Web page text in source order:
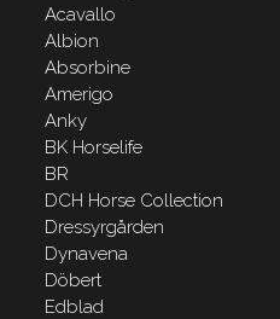
Acavallo
Albion
Absorbine
Amerigo
Anky
BK Horselife
BR
DCH Horse Collection
Dressyrgården
Dynavena
Döbert
Edblad